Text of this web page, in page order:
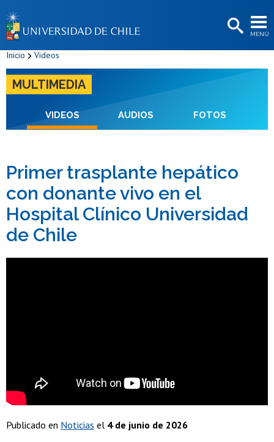
MENÚ
BIBLIOTECAS
Estudiantes
Funcionarias/os
Egresadas/os
Inicio Videos
MULTIMEDIA
VIDEOS AUDIOS FOTOS
Primer trasplante hepático
con donante vivo en el
Hospital Clínico Universidad
de Chile
Publicado en Noticias el 4 de junio de 2026